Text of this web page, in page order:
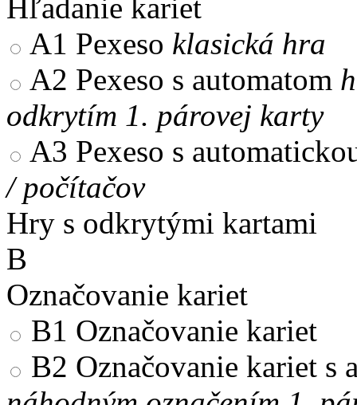
Hľadanie kariet
A1 Pexeso klasická hra
A2 Pexeso s automatom
odkrytím 1. párovej karty
A3 Pexeso s
/ počítačov
Hry s odkrytými kartami
B
Označovanie kariet
B1 Označovanie kariet
B2 Označovanie kariet s